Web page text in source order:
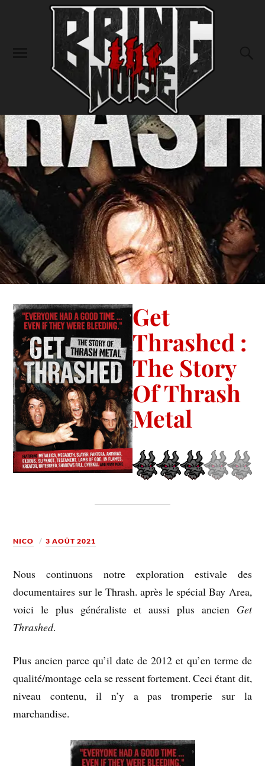
Get
Thrashed :
The Story
Of Thrash
Metal
NICO 3 AOÛT 2021
Nous continuons notre exploration estivale des
documentaires sur le Thrash. après le spécial Bay Area,
voici le plus généraliste et aussi plus ancien Get
Thrashed.
Plus ancien parce qu’il date de 2012 et qu’en terme de
qualité/montage cela se ressent fortement. Ceci étant dit,
niveau contenu, il n’y a pas tromperie sur la
marchandise.